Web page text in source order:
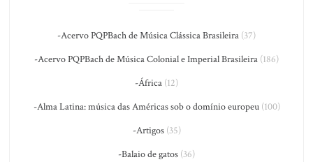
-Acervo PQPBach de Música Clássica Brasileira (37)
-Acervo PQPBach de Música Colonial e Imperial Brasileira (186)
-África (12)
-Alma Latina: música das Américas sob o domínio europeu(100)
-Artigos(35)
-Balaio de gatos (36)